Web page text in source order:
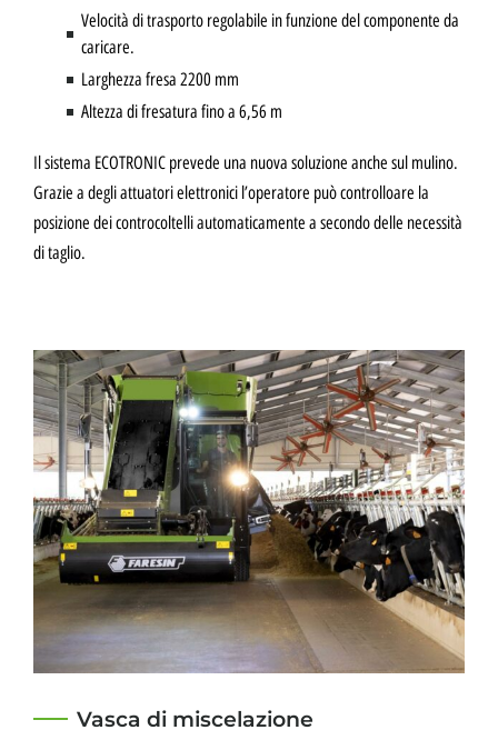
Velocità di trasporto regolabile in funzione del componente da
caricare.
Larghezza fresa 2200 mm
Altezza di fresatura fino a 6,56 m
Il sistema ECOTRONIC prevede una nuova soluzione anche sul mulino.
Grazie a degli attuatori elettronici l’operatore può controlloare la
posizione dei controcoltelli automaticamente a secondo delle necessità
di taglio.
Vasca di miscelazione